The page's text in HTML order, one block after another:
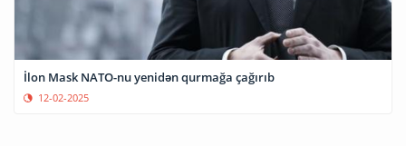
İlon Mask NATO-nu yenidən qurmağa çağırıb
12-02-2025